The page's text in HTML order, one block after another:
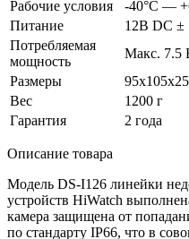
Рабочие условия
-40°С —
Питание
12В DC ±
Потребляемая
мощность
Макс. 7.5
Размеры
Вес
1200 г
Гарантия
2 года
Описание товара
Модель DS-I126 линейки
устройств HiWatch
камера защищена от
по стандарту IP66, что в